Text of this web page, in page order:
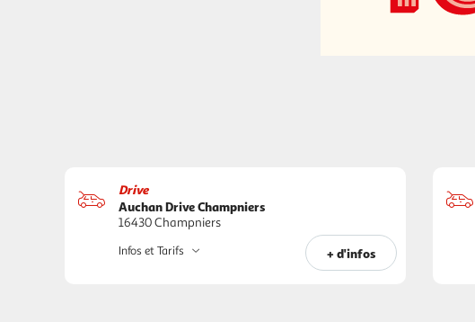
Drive
Auchan Drive Champniers
16430 Champniers
+ d'infos
Infos et Tarifs